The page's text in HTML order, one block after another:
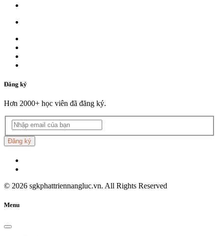
Đăng ký
Hơn 2000+ học viên đã đăng ký.
Đăng ký
© 2026 sgkphattriennangluc.vn. All Rights Reserved
Menu